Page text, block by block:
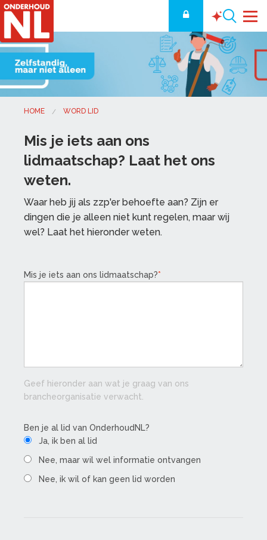
HOME WORD LID
Mis je iets aan ons
lidmaatschap? Laat het ons
weten.
Waar heb jij als zzp'er behoefte aan? Zijn er
dingen die je alleen niet kunt regelen, maar wij
wel? Laat het hieronder weten.
Mis je iets aan ons lidmaatschap?
Geef hieronder aan wat je graag van ons
brancheorganisatie verwacht.
Ben je al lid van OnderhoudNL?
Ja, ik ben al lid
Nee, maar wil wel informatie ontvangen
Nee, ik wil of kan geen lid worden